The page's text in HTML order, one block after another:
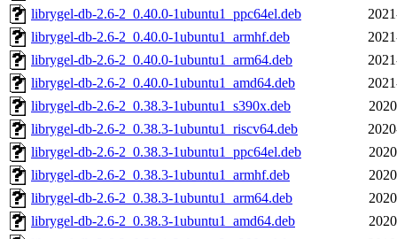
librygel-db-2.6-2_0.40.0-1ubuntu1_ppc64el.deb
librygel-db-2.6-2_0.40.0-1ubuntu1_armhf.deb
librygel-db-2.6-2_0.40.0-1ubuntu1_arm64.deb
librygel-db-2.6-2_0.40.0-1ubuntu1_amd64.deb
librygel-db-2.6-2_0.38.3-1ubuntu1_s390x.deb
librygel-db-2.6-2_0.38.3-1ubuntu1_riscv64.deb
librygel-db-2.6-2_0.38.3-1ubuntu1_ppc64el.deb
librygel-db-2.6-2_0.38.3-1ubuntu1_armhf.deb
librygel-db-2.6-2_0.38.3-1ubuntu1_arm64.deb
librygel-db-2.6-2_0.38.3-1ubuntu1_amd64.deb